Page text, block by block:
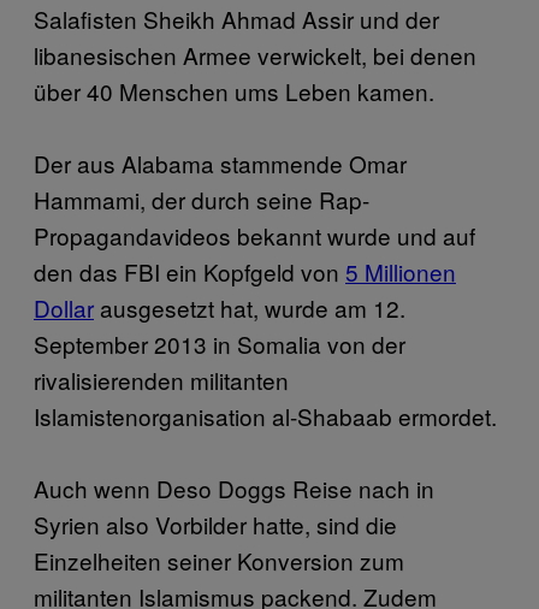
Salafisten Sheikh Ahmad Assir und der
libanesischen Armee verwickelt, bei denen
über 40 Menschen ums Leben kamen.
Der aus Alabama stammende Omar
Hammami, der durch seine Rap-
Propagandavideos bekannt wurde und auf
den das FBI ein Kopfgeld von 5 Millionen
Dollar ausgesetzt hat, wurde am 12.
September 2013 in Somalia von der
rivalisierenden militanten
Islamistenorganisation al-Shabaab ermordet.
Auch wenn Deso Doggs Reise nach in
Syrien also Vorbilder hatte, sind die
Einzelheiten seiner Konversion zum
militanten Islamismus packend. Zudem